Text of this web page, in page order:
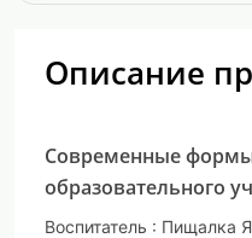
Описание
Современные
образовательного
Воспитатель : Пищалка